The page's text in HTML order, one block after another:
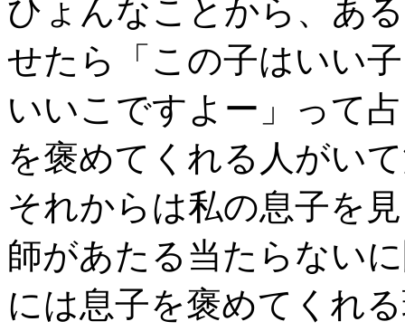
ひょんなことから、あ
せたら「この子はいい
いいこですよー」って
を褒めてくれる人がい
それからは私の息子を
師があたる当たらない
には息子を褒めてくれ